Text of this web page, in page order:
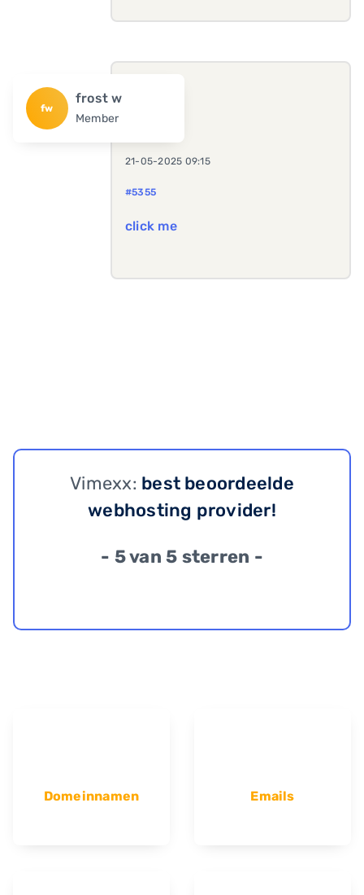
fw
frost w
Member
21-05-2025 09:15
#5355
click me
Vimexx: best beoordeelde
webhosting provider!
- 5 van 5 sterren -
Domeinnamen Emails